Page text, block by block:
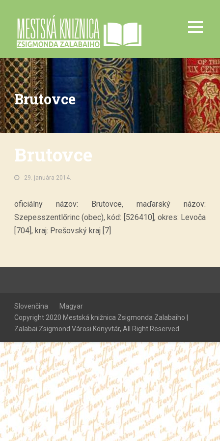
Brutovce
Brutovce
29. januára 2014.
oficiálny názov: Brutovce, maďarský názov:
Szepesszentlőrinc (obec), kód: [526410], okres: Levoča
[704], kraj: Prešovský kraj [7]
Slovenčina
Magyar
Copyright 2020 Mestská knižnica Zsigmonda Zalabaiho |
Zalabai Zsigmond Városi Könyvtár, All Right Reserved